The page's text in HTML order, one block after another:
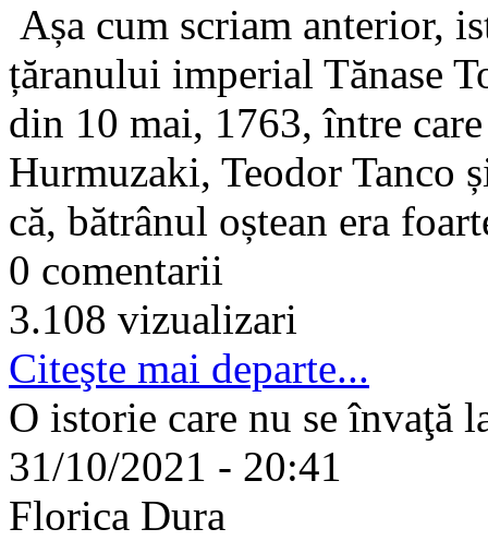
Așa cum scriam anterior,
țăranului imperial Tănase
din 10 mai, 1763, între
Hurmuzaki, Teodor Tanco
că, bătrânul oștean era
0 comentarii
3.108 vizualizari
Citeşte mai departe...
O istorie care nu se învaţă
31/10/2021 - 20:41
Florica Dura